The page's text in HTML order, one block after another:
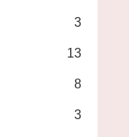
3
13
8
3